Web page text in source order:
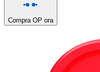
Compra OP ora